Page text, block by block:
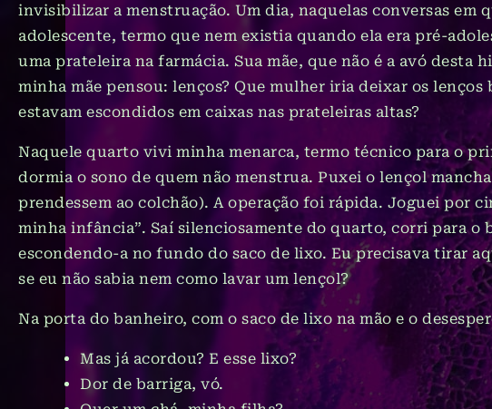
invisibilizar a menstruação. Um dia, naquelas conversas em
adolescente, termo que nem existia quando ela era pré-
uma prateleira na farmácia. Sua mãe, que não é a avó desta
minha mãe pensou: lenços? Que mulher iria deixar os
estavam escondidos em caixas nas prateleiras altas?
Naquele quarto vivi minha menarca, termo técnico para o
dormia o sono de quem não menstrua. Puxei o lençol
prendessem ao colchão). A operação foi rápida. Joguei por
minha infância”. Saí silenciosamente do quarto, corri para
escondendo-a no fundo do saco de lixo. Eu precisava tirar
se eu não sabia nem como lavar um lençol?
Na porta do banheiro, com o saco de lixo na mão e o
Mas já acordou? E esse lixo?
Dor de barriga, vó.